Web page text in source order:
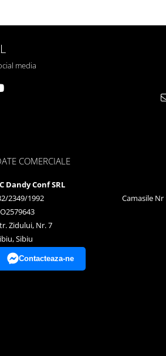
media
COMERCIALE
Dandy Conf SRL
2349/1992
Zidului, Nr. 7
Sibiu
Contacteaza-ne
Camasile